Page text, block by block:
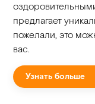
предлагает
пожелали, это
вас.
Узнать больше